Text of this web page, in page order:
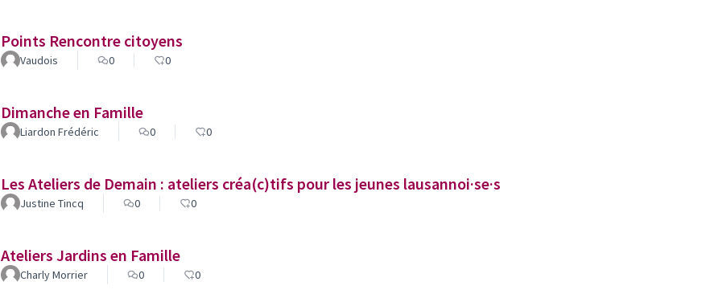
Points Rencontre citoyens
Vaudois 0 0
Dimanche en Famille
Liardon Frédéric 0 0
Les Ateliers de Demain : ateliers créa(c)tifs pour les jeunes lausannoi·se·s
Justine Tincq 0 0
Ateliers Jardins en Famille
Charly Morrier 0 0